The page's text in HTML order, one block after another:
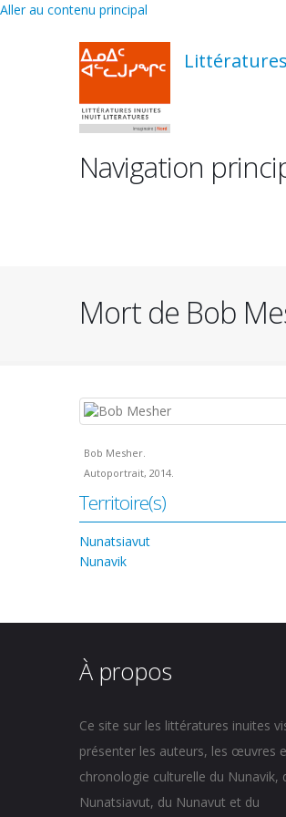
Aller au contenu principal
Navigation
Mort de Bob
Bob Mesher.
Autoportrait, 2014.
Territoire(s)
Nunatsiavut
Nunavik
À propos
Ce site sur les littératures inuites
présenter les auteurs, les œuvres
chronologie culturelle du Nunavik,
Nunatsiavut, du Nunavut et du